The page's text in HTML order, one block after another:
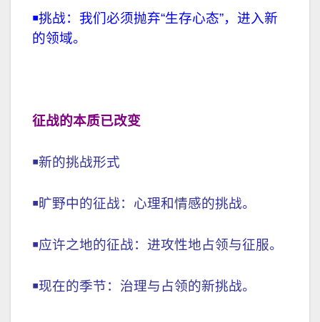
￭挑战：我们必须抛弃“生存心态”，进入新
的领域。
征战的本质已改变
￭新的挑战形式
￭旷野中的征战：心理和情感的挑战。
￭应许之地的征战：进攻性地占领与征服。
￭现在的季节：治理与占领的新挑战。